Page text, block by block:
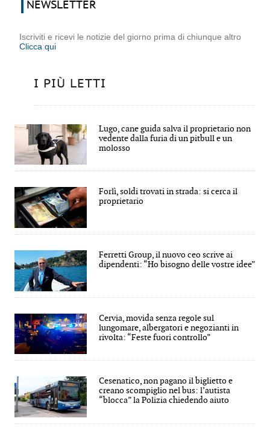
NEWSLETTER
Iscriviti e ricevi le notizie del giorno prima di chiunque altro
Clicca qui
I PIÙ LETTI
Lugo, cane guida salva il proprietario non
vedente dalla furia di un pitbull e un
molosso
Forlì, soldi trovati in strada: si cerca il
proprietario
Ferretti Group, il nuovo ceo scrive ai
dipendenti: “Ho bisogno delle vostre idee”
Cervia, movida senza regole sul
lungomare, albergatori e negozianti in
rivolta: “Feste fuori controllo”
Cesenatico, non pagano il biglietto e
creano scompiglio nel bus: l’autista
“blocca” la Polizia chiedendo aiuto